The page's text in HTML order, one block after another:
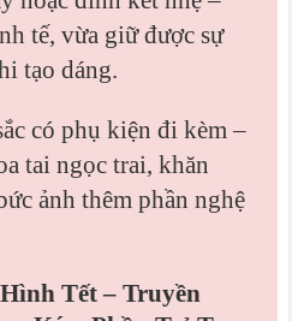
tế, vừa giữ được sự
tạo dáng.
có phụ kiện đi kèm –
tai ngọc trai, khăn
ảnh thêm phần nghệ
Tết – Truyền